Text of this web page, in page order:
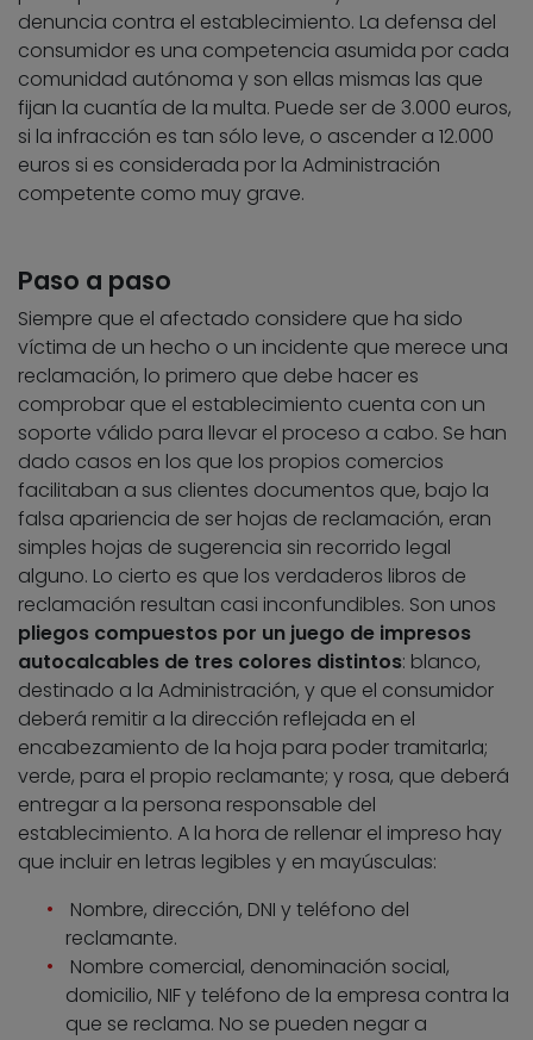
denuncia contra el establecimiento. La defensa del
consumidor es una competencia asumida por cada
comunidad autónoma y son ellas mismas las que
fijan la cuantía de la multa. Puede ser de 3.000 euros,
si la infracción es tan sólo leve, o ascender a 12.000
euros si es considerada por la Administración
competente como muy grave.
Paso a paso
Siempre que el afectado considere que ha sido
víctima de un hecho o un incidente que merece una
reclamación, lo primero que debe hacer es
comprobar que el establecimiento cuenta con un
soporte válido para llevar el proceso a cabo. Se han
dado casos en los que los propios comercios
facilitaban a sus clientes documentos que, bajo la
falsa apariencia de ser hojas de reclamación, eran
simples hojas de sugerencia sin recorrido legal
alguno. Lo cierto es que los verdaderos libros de
reclamación resultan casi inconfundibles. Son unos
pliegos compuestos por un juego de impresos
autocalcables de tres colores distintos: blanco,
destinado a la Administración, y que el consumidor
deberá remitir a la dirección reflejada en el
encabezamiento de la hoja para poder tramitarla;
verde, para el propio reclamante; y rosa, que deberá
entregar a la persona responsable del
establecimiento. A la hora de rellenar el impreso hay
que incluir en letras legibles y en mayúsculas:
Nombre, dirección, DNI y teléfono del
reclamante.
Nombre comercial, denominación social,
domicilio, NIF y teléfono de la empresa contra la
que se reclama. No se pueden negar a